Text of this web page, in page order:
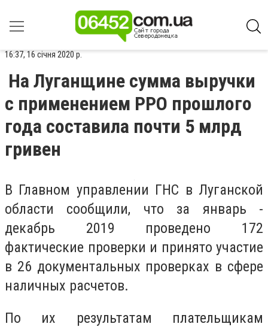
16:37, 16 січня 2020 р.
На Луганщине сумма выручки
с применением РРО прошлого
года составила почти 5 млрд
гривен
В Главном управлении ГНС в Луганской
области сообщили, что за январь -
декабрь 2019 проведено 172
фактические проверки и принято участие
в 26 документальных проверках в сфере
наличных расчетов.
По их результатам плательщикам